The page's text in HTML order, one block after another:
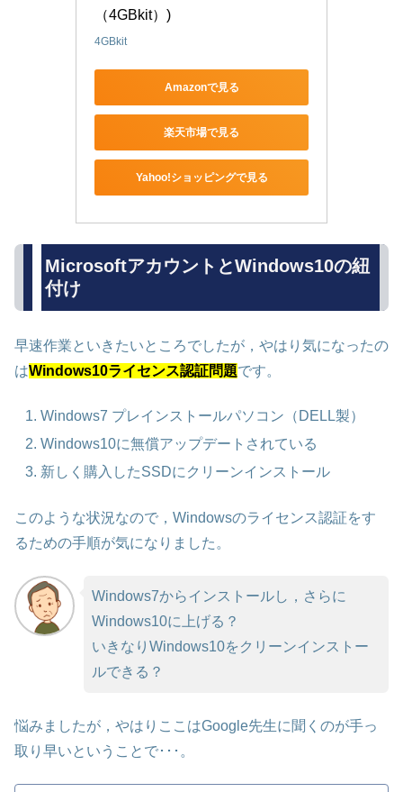
（4GBkit）)
4GBkit
Amazonで見る
楽天市場で見る
Yahoo!ショッピングで見る
MicrosoftアカウントとWindows10の紐
付け
早速作業といきたいところでしたが，やはり気になったの
はWindows10ライセンス認証問題です。
Windows7 プレインストールパソコン（DELL製）
Windows10に無償アップデートされている
新しく購入したSSDにクリーンインストール
このような状況なので，Windowsのライセンス認証をす
るための手順が気になりました。
Windows7からインストールし，さらに
Windows10に上げる？
いきなりWindows10をクリーンインストー
ルできる？
悩みましたが，やはりここはGoogle先生に聞くのが手っ
取り早いということで･･･。